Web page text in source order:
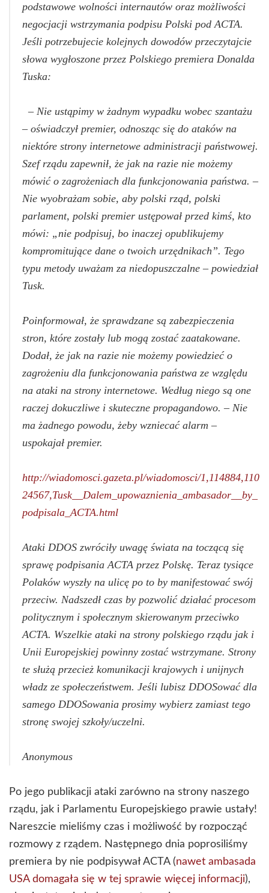
podstawowe wolności internautów oraz możliwości
negocjacji wstrzymania podpisu Polski pod ACTA.
Jeśli potrzebujecie kolejnych dowodów przeczytajcie
słowa wygłoszone przez Polskiego premiera Donalda
Tuska:
– Nie ustąpimy w żadnym wypadku wobec szantażu
– oświadczył premier, odnosząc się do ataków na
niektóre strony internetowe administracji państwowej.
Szef rządu zapewnił, że jak na razie nie możemy
mówić o zagrożeniach dla funkcjonowania państwa. –
Nie wyobrażam sobie, aby polski rząd, polski
parlament, polski premier ustępował przed kimś, kto
mówi: „nie podpisuj, bo inaczej opublikujemy
kompromitujące dane o twoich urzędnikach”. Tego
typu metody uważam za niedopuszczalne – powiedział
Tusk.
Poinformował, że sprawdzane są zabezpieczenia
stron, które zostały lub mogą zostać zaatakowane.
Dodał, że jak na razie nie możemy powiedzieć o
zagrożeniu dla funkcjonowania państwa ze względu
na ataki na strony internetowe. Według niego są one
raczej dokuczliwe i skuteczne propagandowo. – Nie
ma żadnego powodu, żeby wzniecać alarm –
uspokajał premier.
http://wiadomosci.gazeta.pl/wiadomosci/1,114884,110
24567,Tusk__Dalem_upowaznienia_ambasador__by_
podpisala_ACTA.html
Ataki DDOS zwróciły uwagę świata na toczącą się
sprawę podpisania ACTA przez Polskę. Teraz tysiące
Polaków wyszły na ulicę po to by manifestować swój
przeciw. Nadszedł czas by pozwolić działać procesom
politycznym i społecznym skierowanym przeciwko
ACTA. Wszelkie ataki na strony polskiego rządu jak i
Unii Europejskiej powinny zostać wstrzymane. Strony
te służą przecież komunikacji krajowych i unijnych
władz ze społeczeństwem. Jeśli lubisz DDOSować dla
samego DDOSowania prosimy wybierz zamiast tego
stronę swojej szkoły/uczelni.
Anonymous
Po jego publikacji ataki zarówno na strony naszego
rządu, jak i Parlamentu Europejskiego prawie ustały!
Nareszcie mieliśmy czas i możliwość by rozpocząć
rozmowy z rządem. Następnego dnia poprosiliśmy
premiera by nie podpisywał ACTA (nawet ambasada
USA domagała się w tej sprawie więcej informacji),